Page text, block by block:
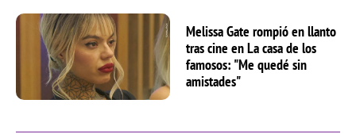
Melissa Gate rompió en llanto
tras cine en La casa de los
famosos: "Me quedé sin
amistades"